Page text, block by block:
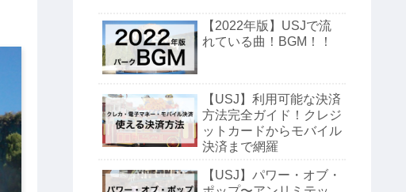
【2022年版】USJで流
れている曲！BGM！！
【USJ】利用可能な決済
方法完全ガイド！クレジ
ットカードからモバイル
決済まで網羅
【USJ】パワー・オブ・